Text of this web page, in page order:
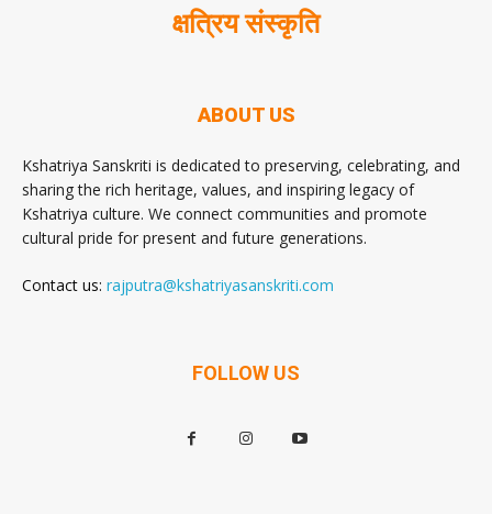
क्षत्रिय संस्कृति
ABOUT US
Kshatriya Sanskriti is dedicated to preserving, celebrating, and
sharing the rich heritage, values, and inspiring legacy of
Kshatriya culture. We connect communities and promote
cultural pride for present and future generations.
Contact us: rajputra@kshatriyasanskriti.com
FOLLOW US